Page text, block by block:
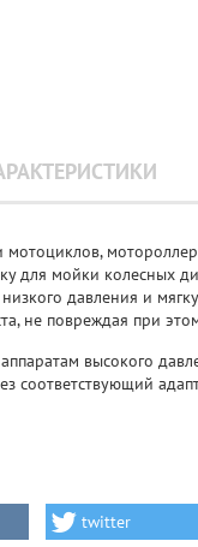
мотоциклов,
для мойки колесных
давления и
не повреждая при
высокого
соответствующий
twitter